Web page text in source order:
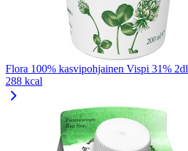
Flora 100% kasvipohjainen Vispi 31% 2dl
288 kcal